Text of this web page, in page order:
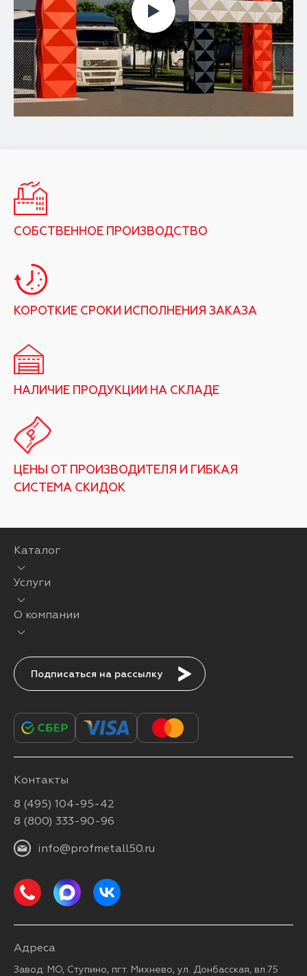
СОБСТВЕННОЕ ПРОИЗВОДСТВО
КОРОТКИЕ СРОКИ ИСПОЛНЕНИЯ ЗАКАЗА
НАЛИЧИЕ ПРОДУКЦИИ НА СКЛАДЕ
ЦЕНЫ ОТ ПРОИЗВОДИТЕЛЯ И ГИБКАЯ
СИСТЕМА СКИДОК
Каталог
Услуги
О компании
Подписаться
Контакты
8 (495) 104-95-42
8 (800) 333-90-96
info@profmetall50.ru
Адреса
Завод: МО, Ступино, пгт. Михнево, ул. Донбасская, вл.75